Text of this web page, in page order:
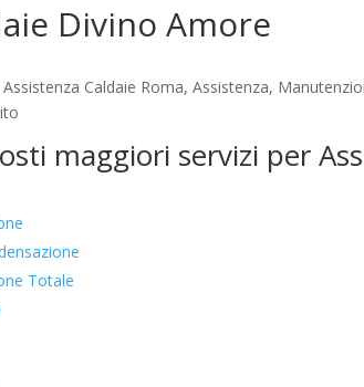
Divino Amore
Caldaie Roma, Assistenza,
maggiori servizi per
Totale